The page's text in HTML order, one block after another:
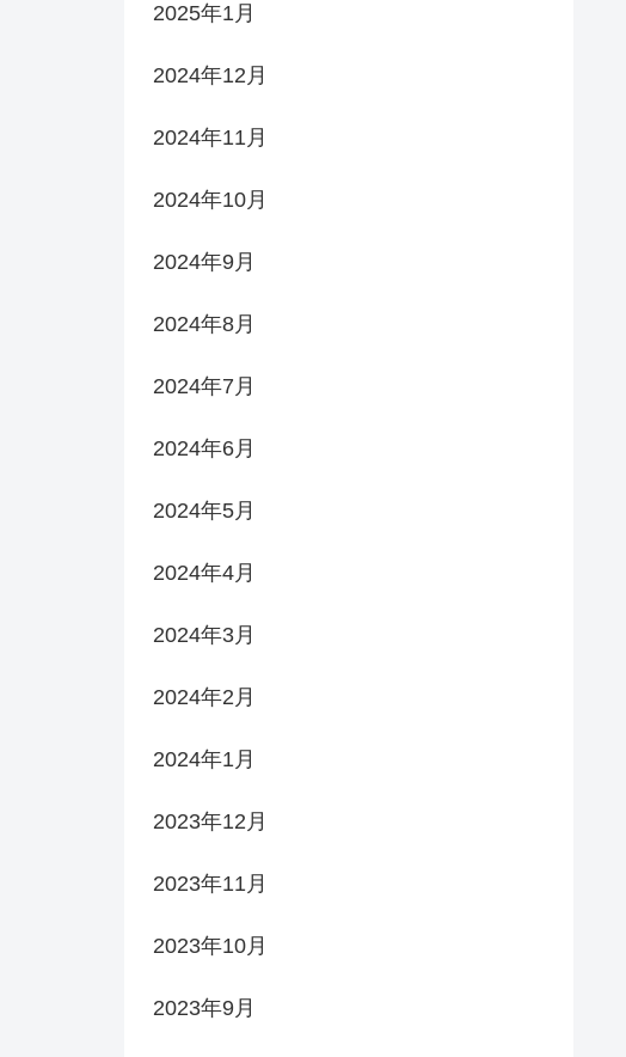
2025年1月
2024年12月
2024年11月
2024年10月
2024年9月
2024年8月
2024年7月
2024年6月
2024年5月
2024年4月
2024年3月
2024年2月
2024年1月
2023年12月
2023年11月
2023年10月
2023年9月